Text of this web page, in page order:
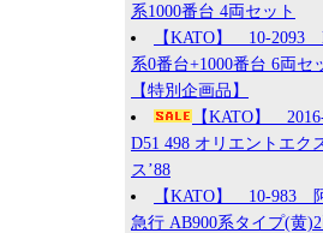
系1000番台 4両セット
【KATO】 10-2093
系0番台+1000番台 6両セ
【特別企画品】
【KATO】
D51 498 オリエントエク
ス’88
【KATO】 10-983
急行 AB900系タイプ(黄